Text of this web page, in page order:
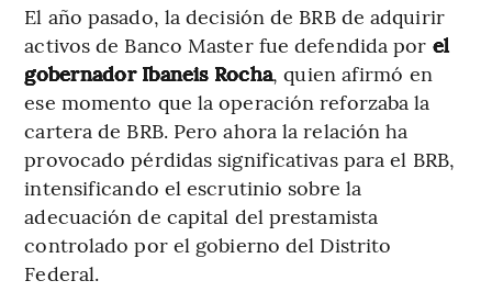
El año pasado, la decisión de BRB de adquirir
activos de Banco Master fue defendida por el
gobernador Ibaneis Rocha, quien afirmó en
ese momento que la operación reforzaba la
cartera de BRB. Pero ahora la relación ha
provocado pérdidas significativas para el BRB,
intensificando el escrutinio sobre la
adecuación de capital del prestamista
controlado por el gobierno del Distrito
Federal.